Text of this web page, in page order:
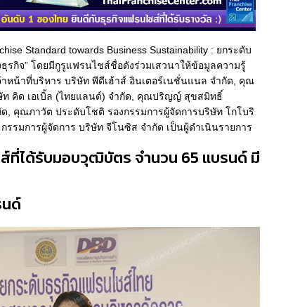
Standard towards Business Sustainability : ยกระดับ
กิจ” โดยมีกูรูแฟรนไชส์ชื่อดังร่วมเสวนาให้ข้อมูลความรู้
น้าที่บริหาร บริษัท พีดีเฮ้าส์ อินเตอร์เนชั่นแนล จำกัด, คุณ
คิด เอเบิ้ล (ไทยแลนด์) จำกัด, คุณปริญญ์ สุขสมิทธิ์
, คุณภาวัต ประดับโชติ รองกรรมการผู้จัดการบริษัท โกโบริ
รมการผู้จัดการ บริษัท จีโนซิส จำกัด เป็นผู้ดำเนินรายการ
ที่ได้รับมอบวุฒิบัตร จำนวน 65 แบรนด์ มี
ด์